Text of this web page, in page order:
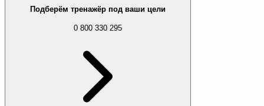
Подберём тренажёр под ваши цели
0 800 330 295